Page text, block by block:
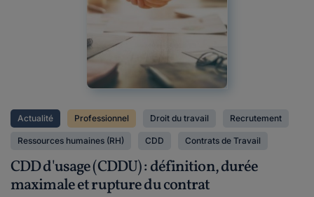
Actualité Professionnel Droit du travail Recrutement
Ressources humaines (RH) CDD Contrats de Travail
CDD d'usage (CDDU) : définition, durée
maximale et rupture du contrat